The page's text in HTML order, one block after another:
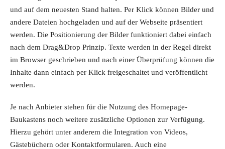
und auf dem neuesten Stand halten. Per Klick können Bilder und
andere Dateien hochgeladen und auf der Webseite präsentiert
werden. Die Positionierung der Bilder funktioniert dabei einfach
nach dem Drag&Drop Prinzip. Texte werden in der Regel direkt
im Browser geschrieben und nach einer Überprüfung können die
Inhalte dann einfach per Klick freigeschaltet und veröffentlicht
werden.
Je nach Anbieter stehen für die Nutzung des Homepage-
Baukastens noch weitere zusätzliche Optionen zur Verfügung.
Hierzu gehört unter anderem die Integration von Videos,
Gästebüchern oder Kontaktformularen. Auch eine